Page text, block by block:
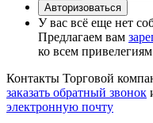
Авторизоваться
У вас всё еще нет
Предлагаем вам
ко всем
Контакты Торговой
заказать обратный звонок
электронную почту